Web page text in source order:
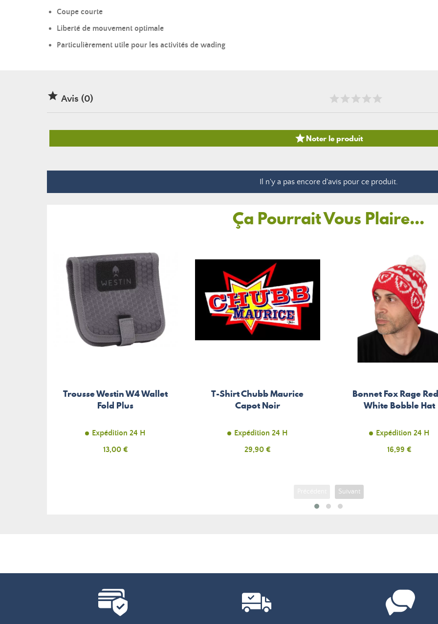
Coupe courte
Liberté de mouvement optimale
Particulièrement utile pour les activités de wading
 Avis (0)
Noter le produit
Il n'y a pas encore d'avis pour ce produit.
Ça Pourrait Vous Plaire...
Trousse Westin W4 Wallet
Fold Plus
Expédition 24 H
Prix
13,00 €
T-Shirt Chubb Maurice
Capot Noir
Expédition 24 H
Prix
29,90 €
Bonnet Fox Rage
White Bobble Hat
Expédition 24 H
Prix
16,99 €
Suivant